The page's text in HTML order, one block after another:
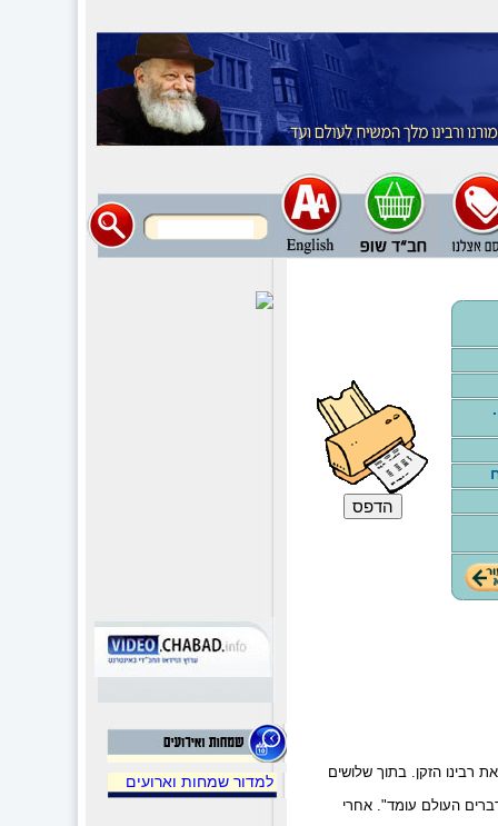
רבינו הזקן. בתוך שלושים
העולם עומד". אחרי
למדור שמחות וארועים